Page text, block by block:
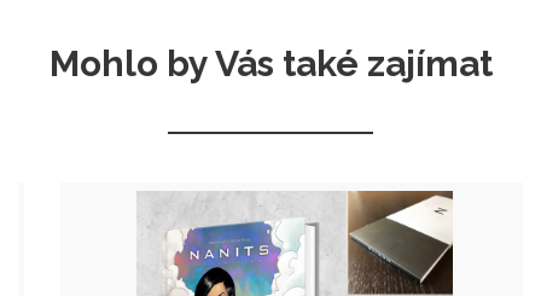
Mohlo by Vás také zajímat